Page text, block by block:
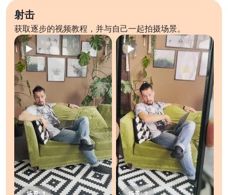
射击
获取逐步的视频教程，并与自己一起拍摄场景。